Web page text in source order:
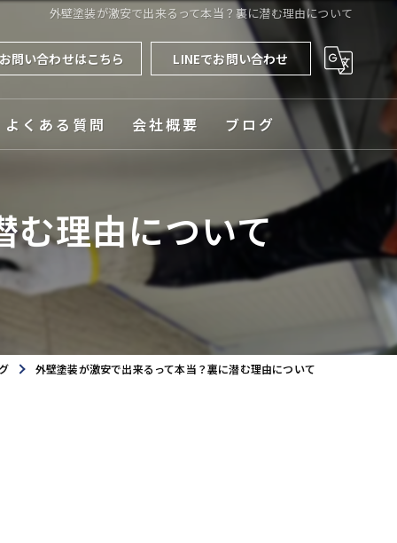
外壁塗装が激安で出来るって本当？裏に潜む理由について
問い合わせはこちら LINEでお問い合わせ
よくある質問 会社概要 ブログ
む理由について
外壁塗装が激安で出来るって本当？裏に潜む理由について